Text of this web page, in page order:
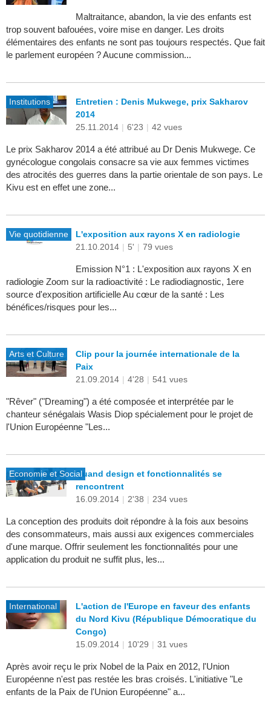
Maltraitance, abandon, la vie des enfants est
trop souvent bafouées, voire mise en danger. Les droits
élémentaires des enfants ne sont pas toujours respectés. Que fait
le parlement européen ? Aucune commission...
Institutions
Entretien : Denis Mukwege, prix Sakharov
2014
25.11.2014 | 6'23 | 42 vues
Le prix Sakharov 2014 a été attribué au Dr Denis Mukwege. Ce
gynécologue congolais consacre sa vie aux femmes victimes
des atrocités des guerres dans la partie orientale de son pays. Le
Kivu est en effet une zone...
Vie quotidienne
L'exposition aux rayons X en radiologie
21.10.2014 | 5' | 79 vues
Emission N°1 : L'exposition aux rayons X en
radiologie Zoom sur la radioactivité : Le radiodiagnostic, 1ere
source d'exposition artificielle Au cœur de la santé : Les
bénéfices/risques pour les...
Arts et Culture
Clip pour la journée internationale de la
Paix
21.09.2014 | 4'28 | 541 vues
"Rêver" ("Dreaming") a été composée et interprétée par le
chanteur sénégalais Wasis Diop spécialement pour le projet de
l'Union Européenne "Les...
Economie et SocialQuand design et fonctionnalités se
rencontrent
16.09.2014 | 2'38 | 234 vues
La conception des produits doit répondre à la fois aux besoins
des consommateurs, mais aussi aux exigences commerciales
d'une marque. Offrir seulement les fonctionnalités pour une
application du produit ne suffit plus, les...
International
L'action de l'Europe en faveur des enfants
du Nord Kivu (République Démocratique du
Congo)
15.09.2014 | 10'29 | 31 vues
Après avoir reçu le prix Nobel de la Paix en 2012, l'Union
Européenne n'est pas restée les bras croisés. L'initiative "Le
enfants de la Paix de l'Union Européenne" a...